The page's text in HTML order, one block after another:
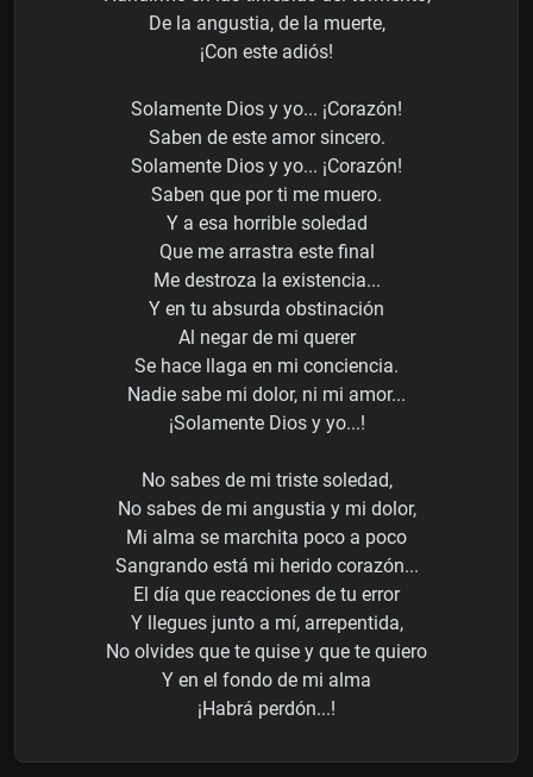
De la angustia, de la muerte,
¡Con este adiós!
Solamente Dios y yo... ¡Corazón!
Saben de este amor sincero.
Solamente Dios y yo... ¡Corazón!
Saben que por ti me muero.
Y a esa horrible soledad
Que me arrastra este final
Me destroza la existencia...
Y en tu absurda obstinación
Al negar de mi querer
Se hace llaga en mi conciencia.
Nadie sabe mi dolor, ni mi amor...
¡Solamente Dios y yo...!
No sabes de mi triste soledad,
No sabes de mi angustia y mi dolor,
Mi alma se marchita poco a poco
Sangrando está mi herido corazón...
El día que reacciones de tu error
Y llegues junto a mí, arrepentida,
No olvides que te quise y que te quiero
Y en el fondo de mi alma
¡Habrá perdón...!